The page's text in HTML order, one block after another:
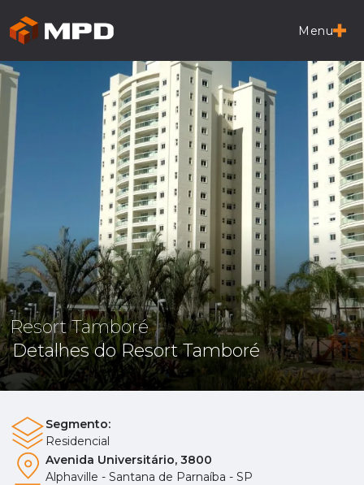
Menu
Resort Tamboré
Detalhes do Resort Tamboré
Segmento:
Residencial
Avenida Universitário, 3800
Alphaville - Santana de Parnaíba - SP